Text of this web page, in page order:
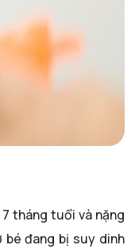
tháng tuổi và nặng
đang bị suy dinh